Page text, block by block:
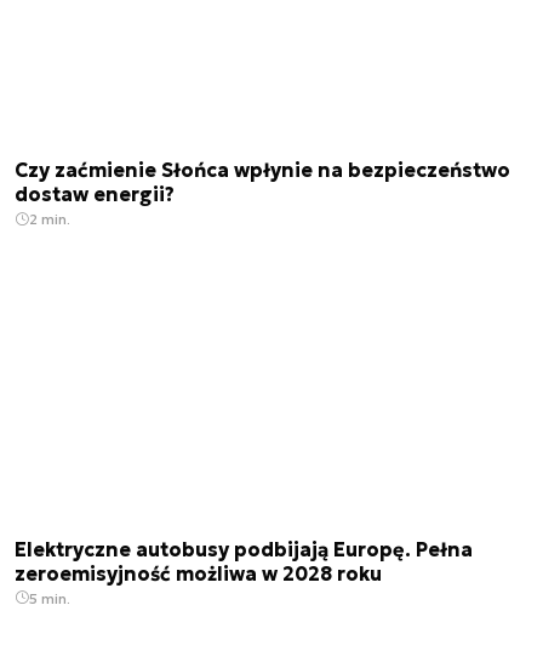
Czy zaćmienie Słońca wpłynie na bezpieczeństwo
dostaw energii?
2 min.
Elektryczne autobusy podbijają Europę. Pełna
zeroemisyjność możliwa w 2028 roku
5 min.